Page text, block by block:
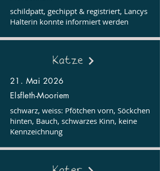
schildpatt, gechippt & registriert, Lancys
Halterin konnte informiert werden
Katze
21. Mai 2026
Elsfleth-Mooriem
schwarz, weiss: Pfötchen vorn, Söckchen
hinten, Bauch, schwarzes Kinn, keine
Kennzeichnung